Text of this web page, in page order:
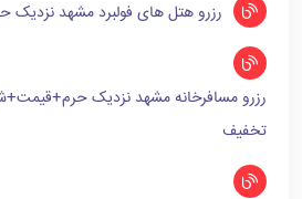
رزرو هتل های فولبرد مشهد نزدیک
تخفیف